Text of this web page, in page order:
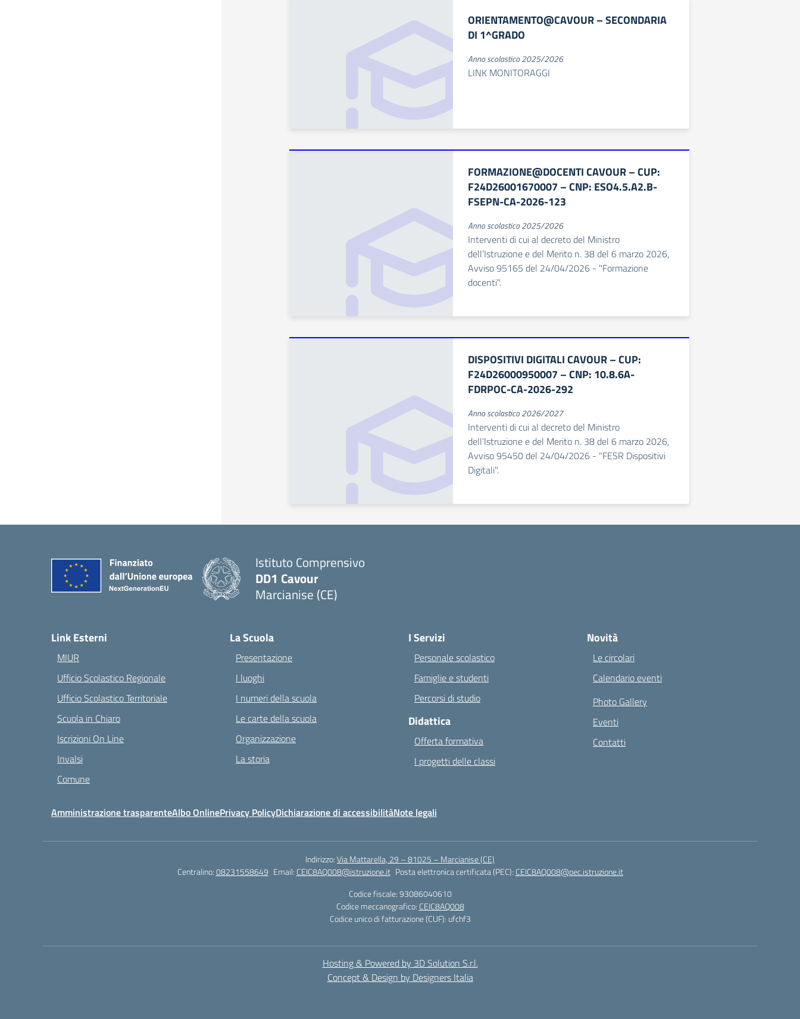
ORIENTAMENTO@CAVOUR – SECONDARIA
DI 1^GRADO
Anno scolastico 2025/2026
LINK MONITORAGGI
FORMAZIONE@DOCENTI CAVOUR – CUP:
F24D26001670007 – CNP: ESO4.5.A2.B-
FSEPN-CA-2026-123
Anno scolastico 2025/2026
Interventi di cui al decreto del Ministro
dell’Istruzione e del Merito n. 38 del 6 marzo 2026,
Avviso 95165 del 24/04/2026 - "Formazione
docenti".
DISPOSITIVI DIGITALI CAVOUR – CUP:
F24D26000950007 – CNP: 10.8.6A-
FDRPOC-CA-2026-292
Anno scolastico 2026/2027
Interventi di cui al decreto del Ministro
dell’Istruzione e del Merito n. 38 del 6 marzo 2026,
Avviso 95450 del 24/04/2026 - "FESR Dispositivi
Digitali".
Istituto Comprensivo
DD1 Cavour
Marcianise (CE)
Link Esterni
MIUR
Ufficio Scolastico Regionale
Ufficio Scolastico Territoriale
Scuola in Chiaro
Iscrizioni On Line
Invalsi
Comune
La Scuola
Presentazione
I luoghi
I numeri della scuola
Le carte della scuola
Organizzazione
La storia
I Servizi
Personale scolastico
Famiglie e studenti
Percorsi di studio
Didattica
Offerta formativa
I progetti delle classi
Novità
Le circolari
Calendario eventi
Photo Gallery
Eventi
Contatti
Amministrazione trasparenteAlbo OnlinePrivacy PolicyDichiarazione di accessibilitàNote legali
Indirizzo:Via Mattarella, 29 – 81025 – Marcianise (CE)
Centralino:08231558649 Email: CEIC8AQ008@istruzione.it Posta elettronica certificata (PEC): CEIC8AQ008@pec.istruzione.it
Codice fiscale: 93086040610
Codice meccanografico: CEIC8AQ008
Codice unico di fatturazione (CUF): ufchf3
Hosting & Powered by 3D Solution S.r.l.
Concept & Design by Designers Italia